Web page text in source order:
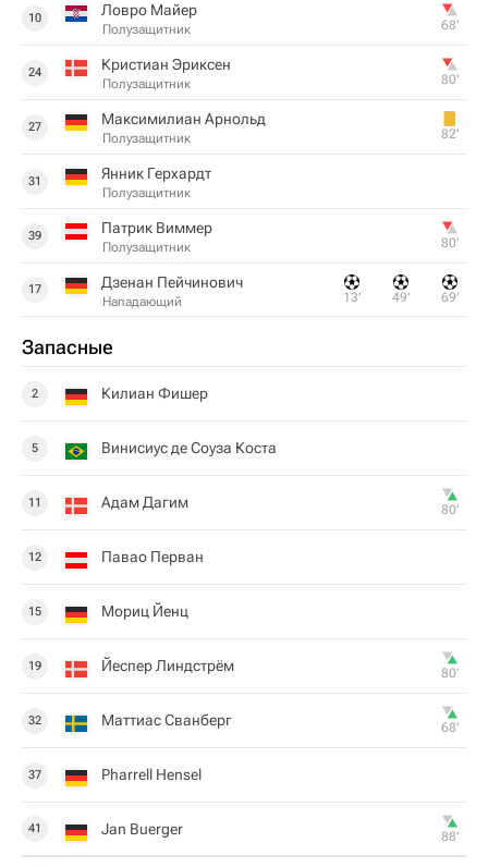
10 Ловро Майер
Полузащитник 68‎’‎
24 Кристиан Эриксен
Полузащитник 80‎’‎
27 Максимилиан Арнольд
Полузащитник 82‎’‎
31 Янник Герхардт
Полузащитник
39 Патрик Виммер
Полузащитник 80‎’‎
17 Дзенан Пейчинович
Нападающий 13‎’‎ 49‎’‎ 69‎’‎
Запасные
2 Килиан Фишер
5 Винисиус де Соуза Коста
11 Адам Дагим 80‎’‎
12 Павао Перван
15 Мориц Йенц
19 Йеспер Линдстрём 80‎’‎
32 Маттиас Сванберг 68‎’‎
37 Pharrell Hensel
41 Jan Buerger 88‎’‎